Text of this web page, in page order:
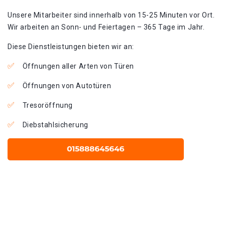
Unsere Mitarbeiter sind innerhalb von 15-25 Minuten vor Ort.
Wir arbeiten an Sonn- und Feiertagen – 365 Tage im Jahr.
Diese Dienstleistungen bieten wir an:
Öffnungen aller Arten von Türen
Öffnungen von Autotüren
Tresoröffnung
Diebstahlsicherung